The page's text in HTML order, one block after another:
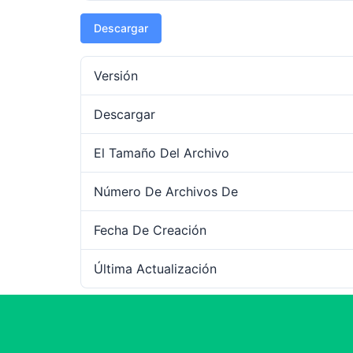
Descargar
Versión
Descargar
El Tamaño Del Archivo
Número De Archivos De
Fecha De Creación
Última Actualización